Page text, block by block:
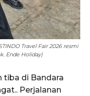
Travel Fair 2026 resmi
Ende Holiday)
tiba di Bandara
Perjalanan